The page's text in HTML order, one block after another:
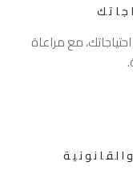
مع مراعاة